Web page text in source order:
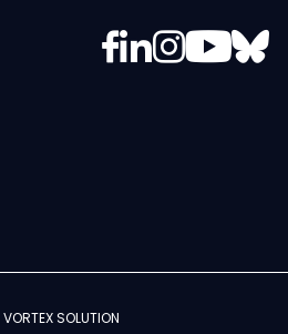
Facebook
LinkedIn
Instagram
YouTube
VORTEX SOLUTION